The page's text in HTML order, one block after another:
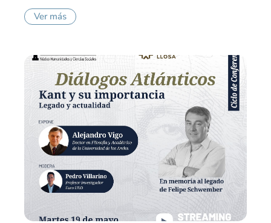
Ver más